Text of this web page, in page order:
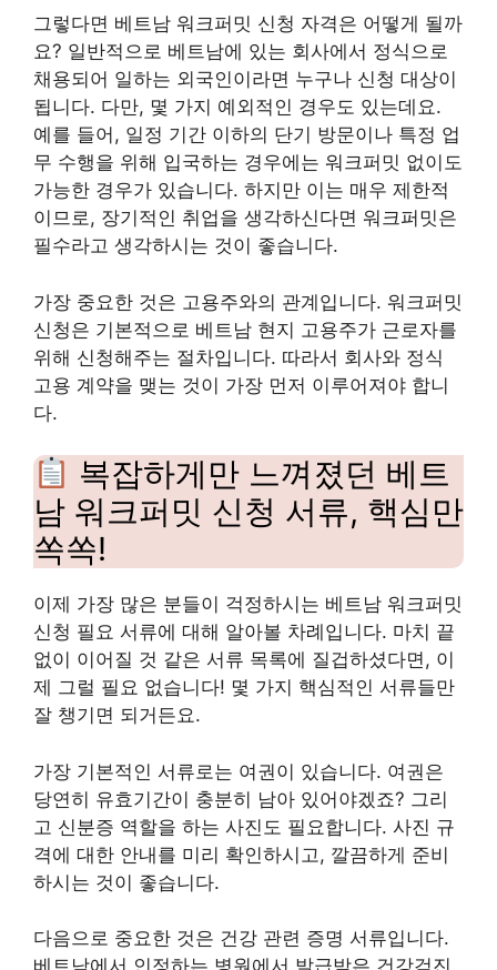
그렇다면 베트남 워크퍼밋 신청 자격은 어떻게 될까
요? 일반적으로 베트남에 있는 회사에서 정식으로
채용되어 일하는 외국인이라면 누구나 신청 대상이
됩니다. 다만, 몇 가지 예외적인 경우도 있는데요.
예를 들어, 일정 기간 이하의 단기 방문이나 특정 업
무 수행을 위해 입국하는 경우에는 워크퍼밋 없이도
가능한 경우가 있습니다. 하지만 이는 매우 제한적
이므로, 장기적인 취업을 생각하신다면 워크퍼밋은
필수라고 생각하시는 것이 좋습니다.
가장 중요한 것은 고용주와의 관계입니다. 워크퍼밋
신청은 기본적으로 베트남 현지 고용주가 근로자를
위해 신청해주는 절차입니다. 따라서 회사와 정식
고용 계약을 맺는 것이 가장 먼저 이루어져야 합니
다.
복잡하게만 느껴졌던 베트
남 워크퍼밋 신청 서류, 핵심만
쏙쏙!
이제 가장 많은 분들이 걱정하시는 베트남 워크퍼밋
신청 필요 서류에 대해 알아볼 차례입니다. 마치 끝
없이 이어질 것 같은 서류 목록에 질겁하셨다면, 이
제 그럴 필요 없습니다! 몇 가지 핵심적인 서류들만
잘 챙기면 되거든요.
가장 기본적인 서류로는 여권이 있습니다. 여권은
당연히 유효기간이 충분히 남아 있어야겠죠? 그리
고 신분증 역할을 하는 사진도 필요합니다. 사진 규
격에 대한 안내를 미리 확인하시고, 깔끔하게 준비
하시는 것이 좋습니다.
다음으로 중요한 것은 건강 관련 증명 서류입니다.
베트남에서 인정하는 병원에서 발급받은 건강검진